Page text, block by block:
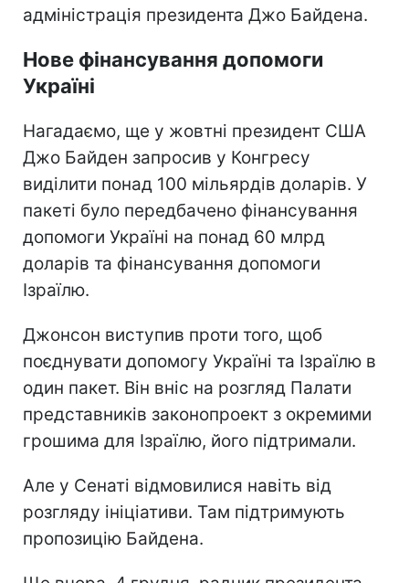
адміністрація президента Джо Байдена.
Нове фінансування допомоги
Україні
Нагадаємо, ще у жовтні президент США
Джо Байден запросив у Конгресу
виділити понад 100 мільярдів доларів. У
пакеті було передбачено фінансування
допомоги Україні на понад 60 млрд
доларів та фінансування допомоги
Ізраїлю.
Джонсон виступив проти того, щоб
поєднувати допомогу Україні та Ізраїлю в
один пакет. Він вніс на розгляд Палати
представників законопроект з окремими
грошима для Ізраїлю, його підтримали.
Але у Сенаті відмовилися навіть від
розгляду ініціативи. Там підтримують
пропозицію Байдена.